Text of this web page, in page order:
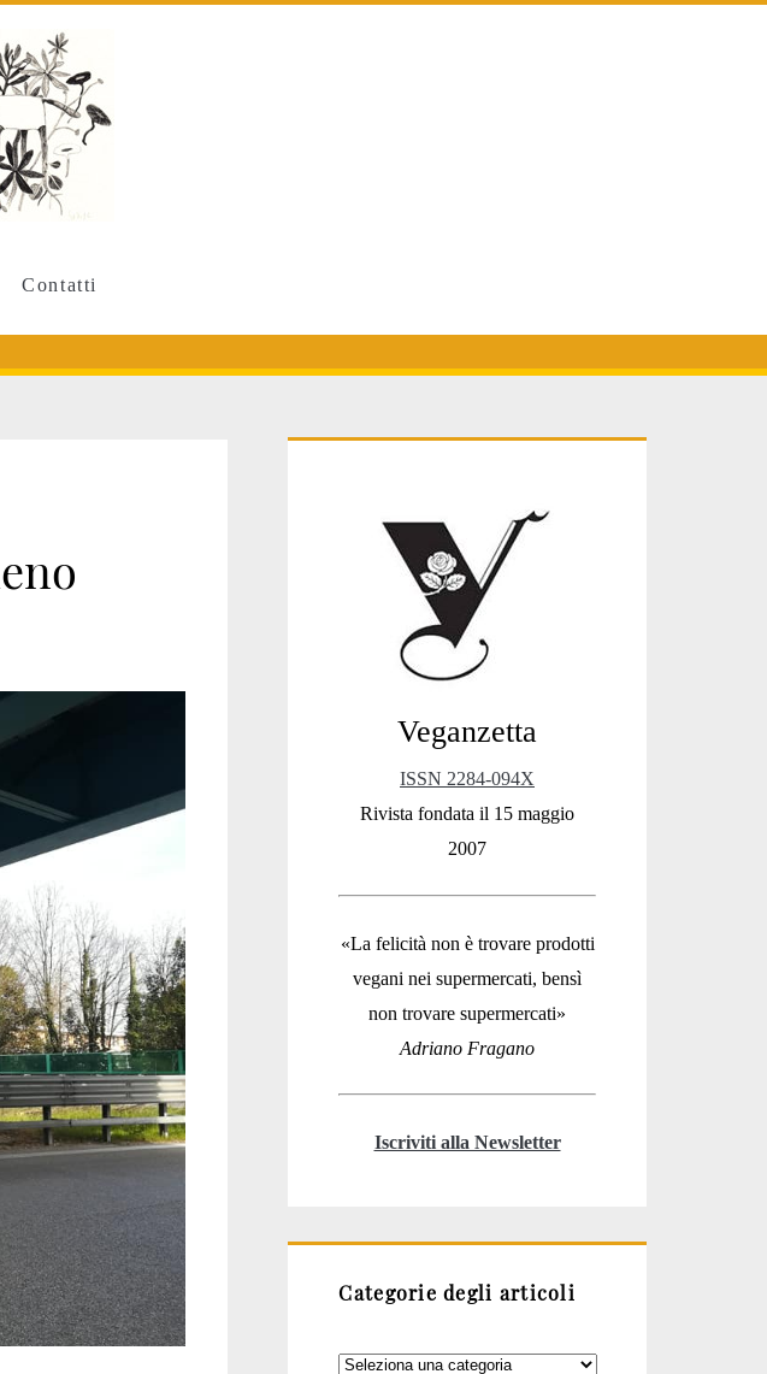
Contatti
Sidebar
Veganzetta
ISSN 2284-094X
Rivista fondata il 15 maggio
2007
«La felicità non è trovare prodotti
vegani nei supermercati, bensì
non trovare supermercati»
Adriano Fragano
Iscriviti alla Newsletter
Categorie degli articoli
Categorie